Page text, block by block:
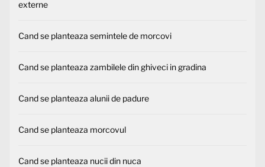
externe
Cand se planteaza semintele de morcovi
Cand se planteaza zambilele din ghiveci in gradina
Cand se planteaza alunii de padure
Cand se planteaza morcovul
Cand se planteaza nucii din nuca